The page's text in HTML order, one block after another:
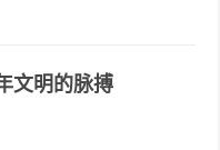
文明的脉搏